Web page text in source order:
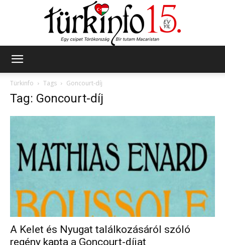
Türkinfo
Tags Goncourt-díj
Tag: Goncourt-díj
A Kelet és Nyugat találkozásáról szóló
regény kapta a Goncourt-díjat